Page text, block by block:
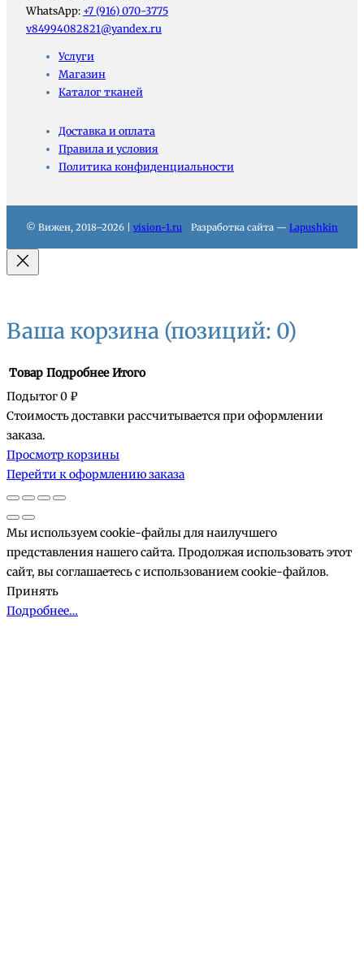
WhatsApp: +7 (916) 070-3775
v84994082821@yandex.ru
Услуги
Магазин
Каталог тканей
Доставка и оплата
Правила и условия
Политика конфиденциальности
© Вижен, 2018–2026 | vision-1.ru Разработка сайта — Lapushkin
Ваша корзина (позиций: 0)
Товары
в
корзине
Товар Подробнее Итого
Подытог0 ₽
Стоимость доставки рассчитывается при оформлении
заказа.
Просмотр корзины
Перейти к оформлению заказа
Мы используем cookie-файлы для наилучшего
представления нашего сайта. Продолжая использовать этот
сайт, вы соглашаетесь с использованием cookie-файлов.
Принять
Подробнее…